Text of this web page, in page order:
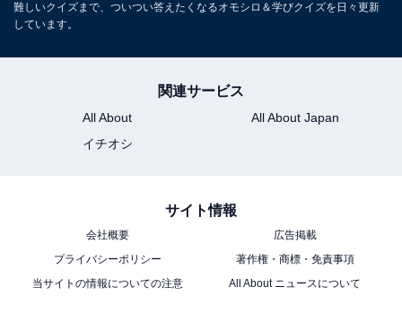
難しいクイズまで、ついつい答えたくなるオモシロ＆学びクイズを日々更新
しています。
関連サービス
All About
All About Japan
イチオシ
サイト情報
会社概要
広告掲載
プライバシーポリシー
著作権・商標・免責事項
当サイトの情報についての注意
All About ニュースについて